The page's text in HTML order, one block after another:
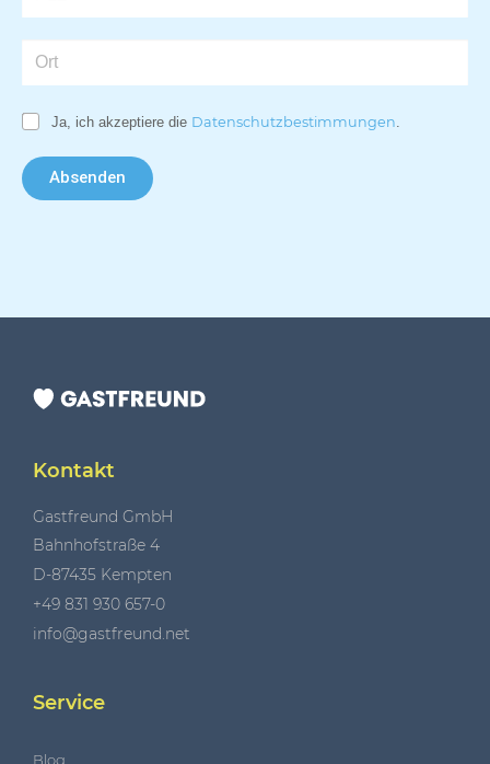
Ja, ich akzeptiere die Datenschutzbestimmungen
Absenden
Kontakt
Gastfreund GmbH
Bahnhofstraße 4
D-87435 Kempten
+49 831 930 657-0
info@gastfreund.net
Service
Blog